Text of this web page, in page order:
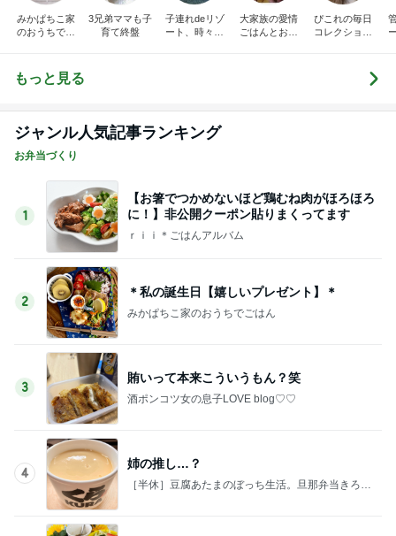
みかぱちこ家
のおうちでご
3兄弟ママも子
育て終盤
子連れdeリゾ
ート、時々キ
大家族の愛情
ごはんとお弁
ぴこれの毎日
コレクション
もっと見る
ジャンル人気記事ランキング
お弁当づくり
1
【お箸でつかめないほど鶏むね肉がほろほろ
に！】非公開クーポン貼りまくってます
ｒｉｉ＊ごはんアルバム
2
＊私の誕生日【嬉しいプレゼント】＊
みかぱちこ家のおうちでごはん
3
賄いって本来こういうもん？笑
酒ポンコツ女の息子LOVE blog♡♡
4
姉の推し…？
［半休］豆腐あたまのぼっち生活。旦那弁当きろく